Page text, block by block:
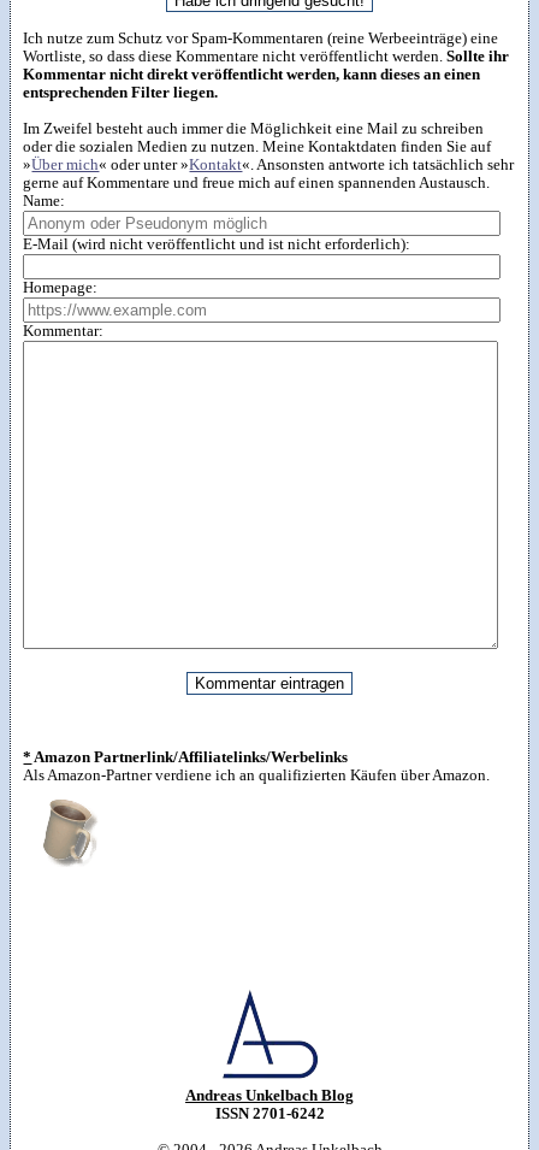
Ich nutze zum Schutz vor Spam-Kommentaren (reine Werbeeinträge) eine
Wortliste, so dass diese Kommentare nicht veröffentlicht werden.Sollte ihr
Kommentar nicht direkt veröffentlicht werden, kann dieses an einen
entsprechenden Filter liegen.
Im Zweifel besteht auch immer die Möglichkeit eine Mail zu schreiben
oder die sozialen Medien zu nutzen. Meine Kontaktdaten finden Sie auf
»Über mich« oder unter »Kontakt«. Ansonsten antworte ich tatsächlich sehr
gerne auf Kommentare und freue mich auf einen spannenden Austausch.
Name:
E-Mail (wird nicht veröffentlicht und ist nicht erforderlich):
Homepage:
Kommentar:
* Amazon Partnerlink/Affiliatelinks/Werbelinks
Als Amazon-Partner verdiene ich an qualifizierten Käufen über Amazon.
Andreas Unkelbach Blog
ISSN 2701-6242